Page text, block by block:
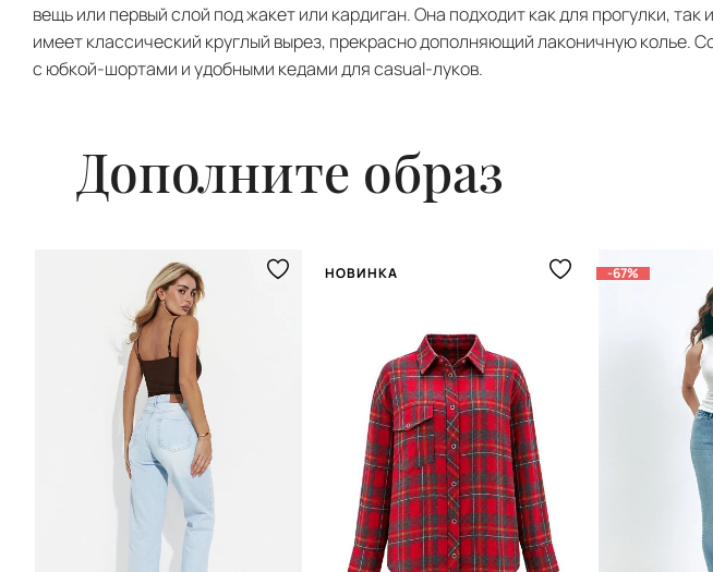
вещь или первый слой под жакет или кардиган. Она подходит как для прогулки,
имеет классический круглый вырез, прекрасно дополняющий лаконичную колье.
с юбкой-шортами и удобными кедами для casual-луков.
Дополните образ
НОВИНКА -67%